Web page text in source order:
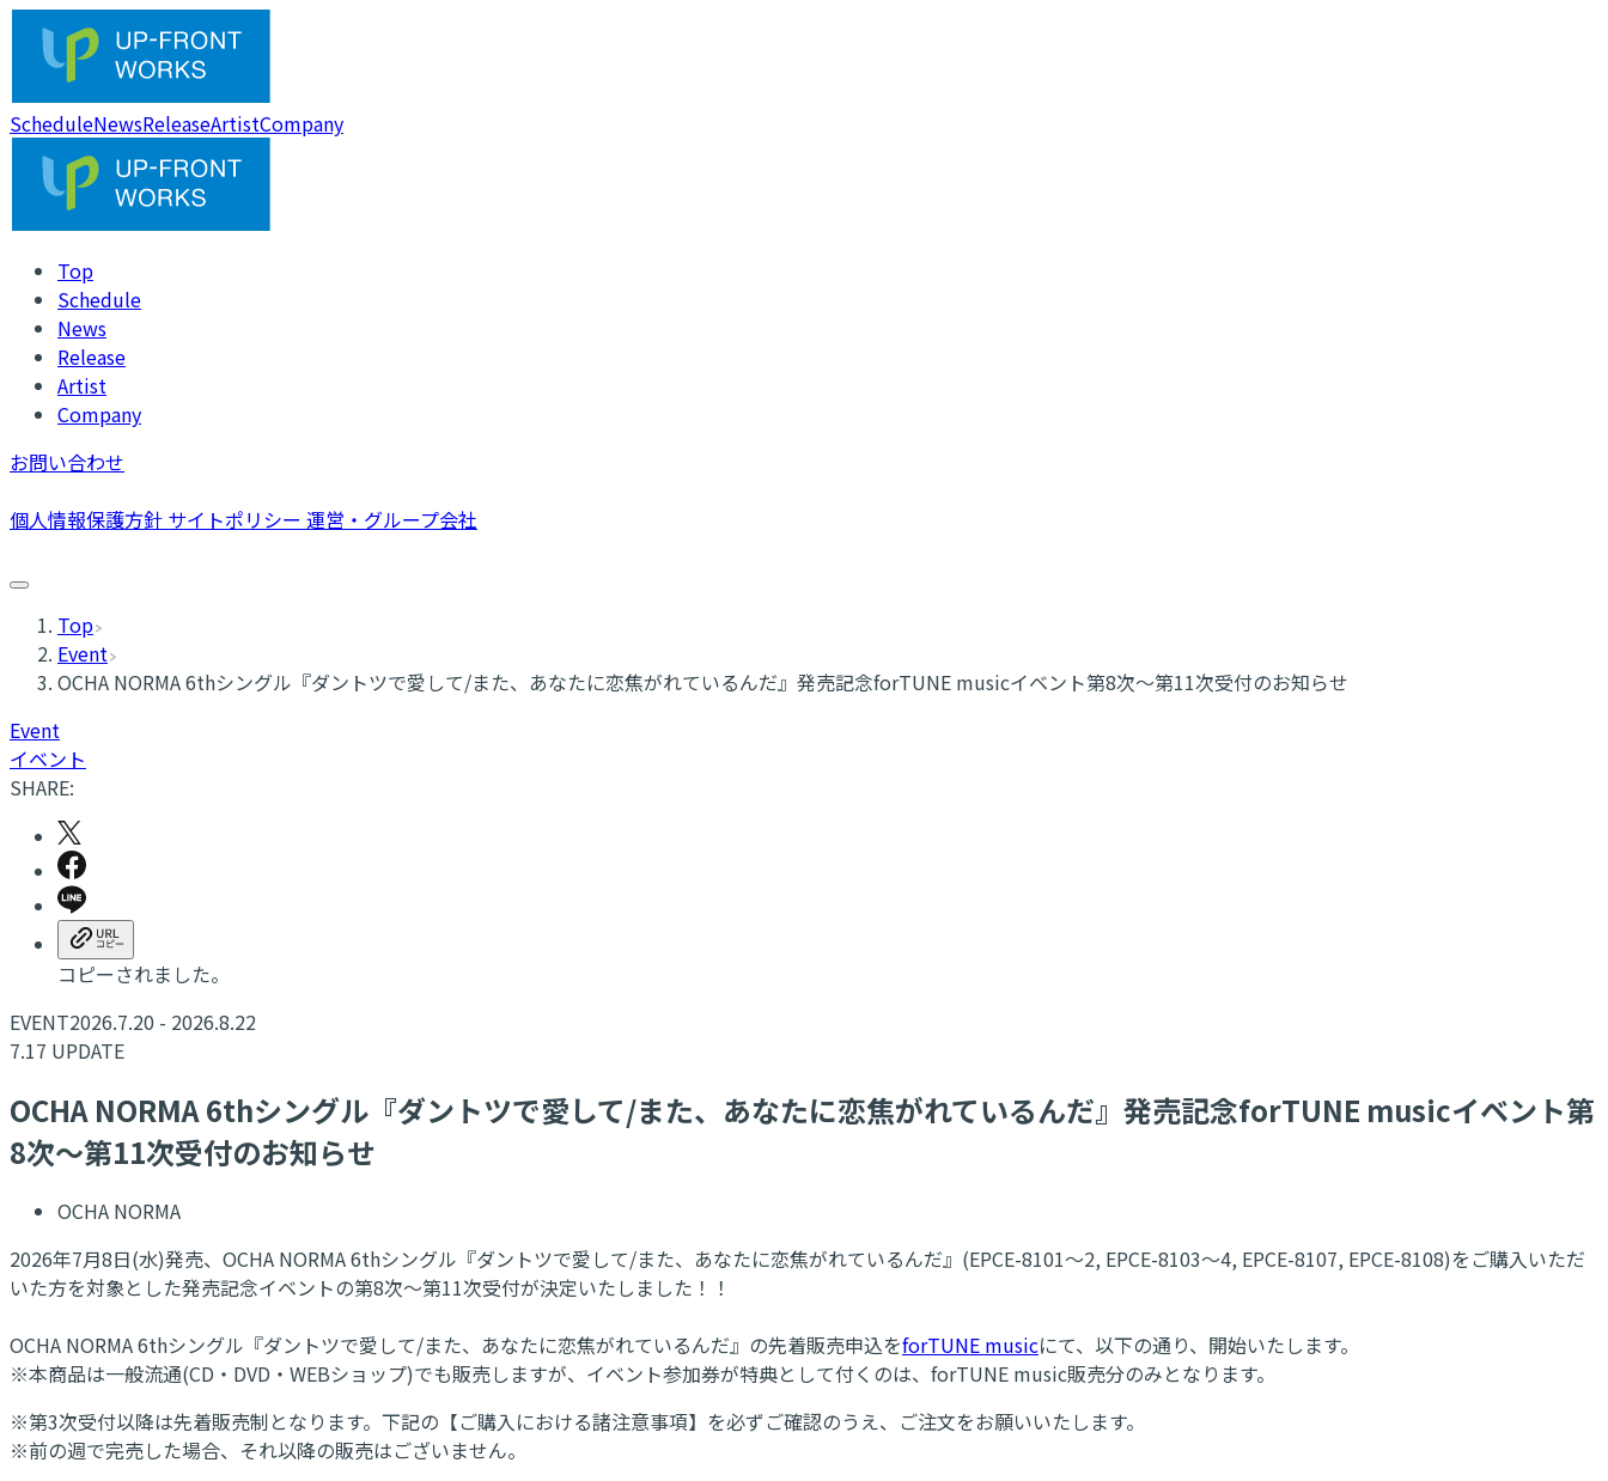
ScheduleNewsReleaseArtistCompany
Top
Schedule
News
Release
Artist
Company
お問い合わせ
個人情報保護方針 サイトポリシー 運営・グループ会社
Top
Event
OCHA NORMA 6thシングル『ダントツで愛して/また、あなたに恋焦がれているんだ』発売記念forTUNE musicイベント第8次～第11次受付のお知らせ
Event
イベント
SHARE:
コピーされました。
EVENT2026.7.20 - 2026.8.22
7.17 UPDATE
OCHA NORMA 6thシングル『ダントツで愛して/また、あなたに恋焦がれているんだ』発売記念forTUNE musicイベント第
8次～第11次受付のお知らせ
OCHA NORMA
2026年7月8日(水)発売、OCHA NORMA 6thシングル『ダントツで愛して/また、あなたに恋焦がれているんだ』(EPCE-8101～2, EPCE-8103～4, EPCE-8107, EPCE-8108)をご購入いただ
いた方を対象とした発売記念イベントの第8次～第11次受付が決定いたしました！！
OCHA NORMA 6thシングル『ダントツで愛して/また、あなたに恋焦がれているんだ』の先着販売申込をforTUNE musicにて、以下の通り、開始いたします。
※本商品は一般流通(CD・DVD・WEBショップ)でも販売しますが、イベント参加券が特典として付くのは、forTUNE music販売分のみとなります。
※第3次受付以降は先着販売制となります。下記の【ご購入における諸注意事項】を必ずご確認のうえ、ご注文をお願いいたします。
※前の週で完売した場合、それ以降の販売はございません。